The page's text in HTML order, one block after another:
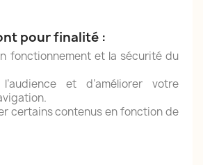
pour finalité :
fonctionnement et la sécurité du
et d’améliorer votre
certains contenus en fonction de